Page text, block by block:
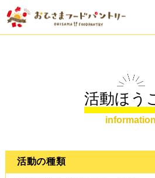
活動ほう
information
活動の種類